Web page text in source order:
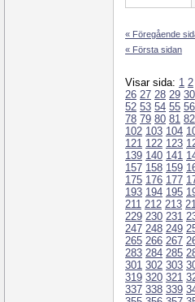
« Föregående
« Första sidan
Visar sida: 1 2
26 27 28 29 30
52 53 54 55 56
78 79 80 81 82
102 103 104
121 122 123
139 140 141
157 158 159
175 176 177
193 194 195
211 212 213
229 230 231
247 248 249
265 266 267
283 284 285
301 302 303
319 320 321
337 338 339